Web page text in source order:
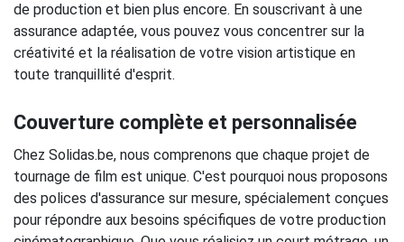
de production et bien plus encore. En souscrivant à une
assurance adaptée, vous pouvez vous concentrer sur la
créativité et la réalisation de votre vision artistique en
toute tranquillité d'esprit.
Couverture complète et personnalisée
Chez Solidas.be, nous comprenons que chaque projet de
tournage de film est unique. C'est pourquoi nous proposons
des polices d'assurance sur mesure, spécialement conçues
pour répondre aux besoins spécifiques de votre production